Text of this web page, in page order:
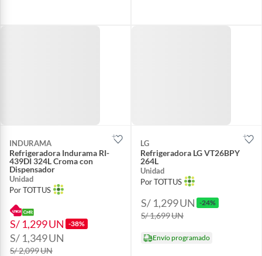
INDURAMA
Refrigeradora Indurama RI-
439DI 324L Croma con
Dispensador
Unidad
Por TOTTUS
S/ 1,299UN -38%
S/ 1,349UN
S/ 2,099UN
LG
Refrigeradora LG VT26BPY
264L
Unidad
Por TOTTUS
S/ 1,299UN -24%
S/ 1,699UN
Envío programado